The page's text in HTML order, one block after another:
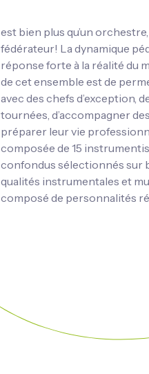
est bien plus qu’un
fédérateur! La dynamique
réponse forte à la réalité du
de cet ensemble est de
avec des chefs d’exception,
tournées, d’accompagner
préparer leur vie
composée de 15
confondus sélectionnés sur
qualités instrumentales et
composé de personnalités